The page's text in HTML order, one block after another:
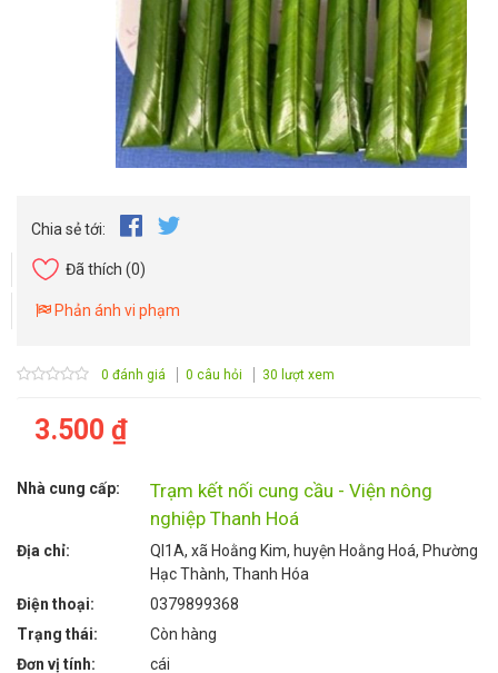
Chia sẻ tới:
Đã thích (0)
Phản ánh vi phạm
0 đánh giá 0 câu hỏi 30 lượt xem
3.500 ₫
Nhà cung cấp:
Trạm kết nối cung cầu - Viện nông
nghiệp Thanh Hoá
Địa chỉ:
Ql1A, xã Hoằng Kim, huyện Hoằng Hoá, Phường
Hạc Thành, Thanh Hóa
Điện thoại:
0379899368
Trạng thái:
Còn hàng
Đơn vị tính:
cái